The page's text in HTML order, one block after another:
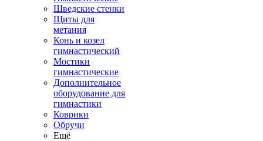
Шведские стенки
Щиты для
метания
Конь и козел
гимнастический
Мостики
гимнастические
Дополнительное
оборудование для
гимнастики
Коврики
Обручи
Ещё